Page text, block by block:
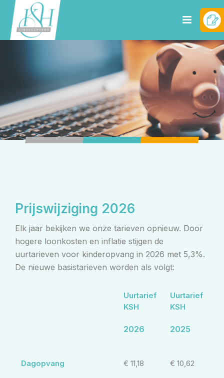
Prijswijziging 2026
Elk jaar bekijken we onze tarieven opnieuw. Door
hogere loonkosten en inflatie stijgen de
uurtarieven voor kinderopvang in 2026 met 5,3%.
De nieuwe basistarieven worden als volgt:
Uurtarief
KSH
2026
Uurtarief
KSH
2025
Dagopvang € 11,18 € 10,62